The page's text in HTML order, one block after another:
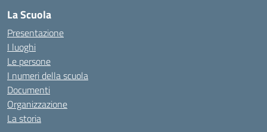
La Scuola
Presentazione
I luoghi
Le persone
I numeri della scuola
Documenti
Organizzazione
La storia